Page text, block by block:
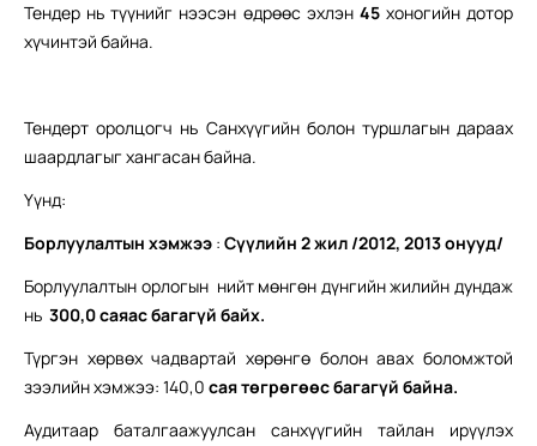
Тендер нь түүнийг нээсэн өдрөөс эхлэн 45 хоногийн дотор
хүчинтэй байна.
Тендерт оролцогч нь Санхүүгийн болон туршлагын дараах
шаардлагыг хангасан байна.
Үүнд:
Борлуулалтын хэмжээ : Сүүлийн 2 жил /2012, 2013 онууд/
Борлуулалтын орлогын нийт мөнгөн дүнгийн жилийн дундаж
нь 300,0 саяас багагүй байх.
Түргэн хөрвөх чадвартай хөрөнгө болон авах боломжтой
зээлийн хэмжээ: 140,0 сая төгрөгөөс багагүй байна.
Аудитаар баталгаажуулсан санхүүгийн тайлан ирүүлэх